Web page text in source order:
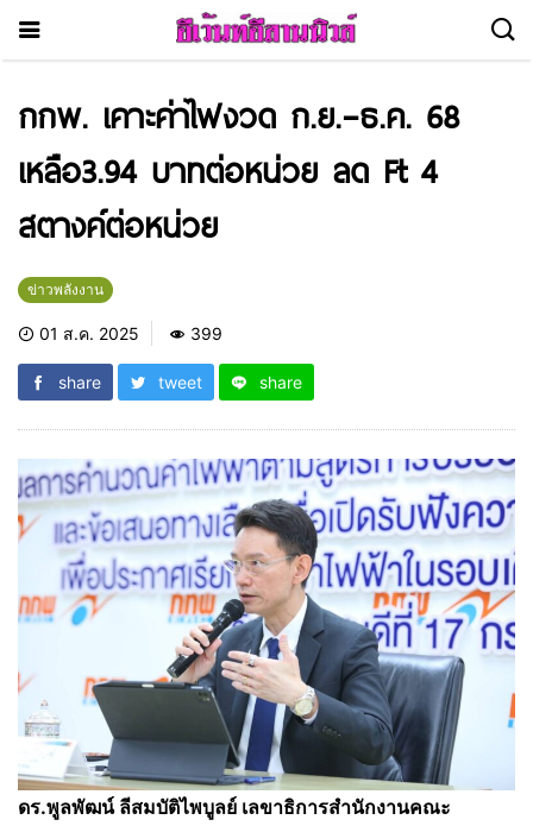
กกพ. เคาะค่าไฟงวด ก.ย.–ธ.ค. 68
เหลือ3.94 บาทต่อหน่วย ลด Ft 4
สตางค์ต่อหน่วย
ข่าวพลังงาน
01 ส.ค. 2025 399
share tweet share
ดร.พูลพัฒน์ ลีสมบัติไพบูลย์ เลขาธิการสำนักงานคณะ